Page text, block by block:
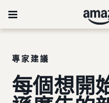
專家建議
每個想開